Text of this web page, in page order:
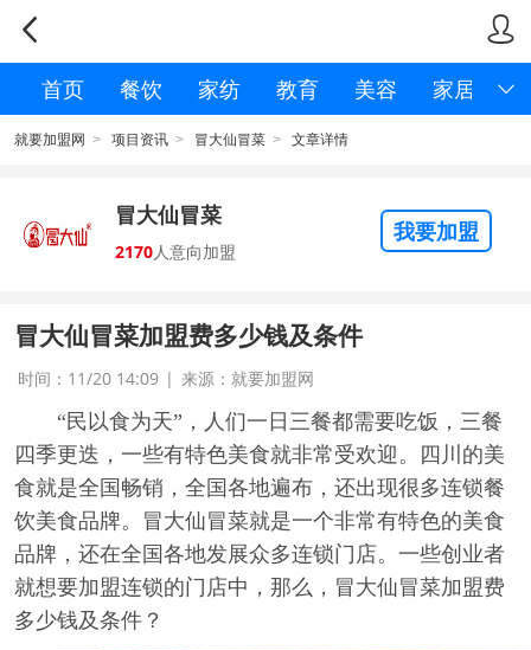



首页 餐饮 家纺 教育 美容 家居
就要加盟网 > 项目资讯 > 冒大仙冒菜 > 文章详情
冒大仙冒菜
2170人意向加盟
我要加盟
冒大仙冒菜加盟费多少钱及条件
时间：11/20 14:09 | 来源：就要加盟网
“民以食为天”，人们一日三餐都需要吃饭，三餐
四季更迭，一些有特色美食就非常受欢迎。四川的美
食就是全国畅销，全国各地遍布，还出现很多连锁餐
饮美食品牌。冒大仙冒菜就是一个非常有特色的美食
品牌，还在全国各地发展众多连锁门店。一些创业者
就想要加盟连锁的门店中，那么，冒大仙冒菜加盟费
多少钱及条件？